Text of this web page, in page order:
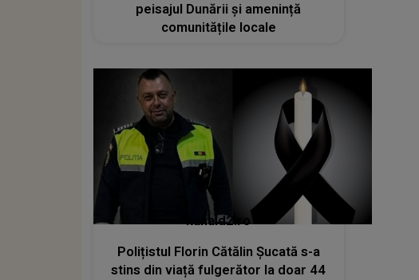
peisajul Dunării și amenință
comunitățile locale
kanald2.ro
Polițistul Florin Cătălin Șucată s-a
stins din viață fulgerător la doar 44